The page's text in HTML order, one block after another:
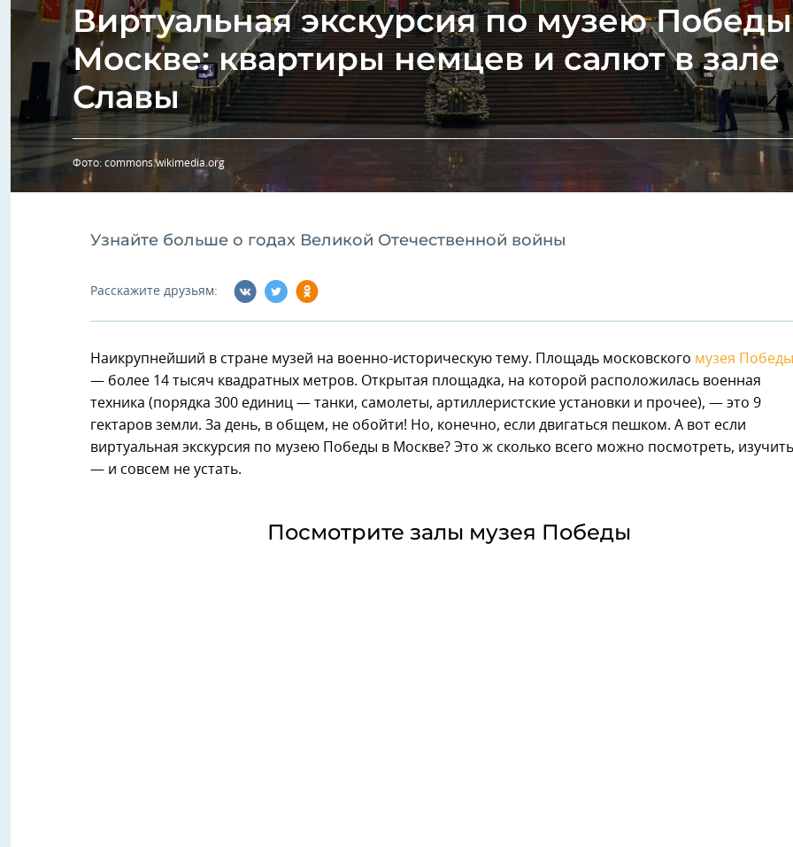
Виртуальная экскурсия по музею
Москве: квартиры немцев и салют в зале
Славы
Фото: commons.wikimedia.org
Узнайте больше о годах Великой Отечественной войны
Расскажите друзьям:
Наикрупнейший в стране музей на военно-историческую тему. Площадь московского музея Победы
— более 14 тысяч квадратных метров. Открытая площадка, на которой расположилась военная
техника (порядка 300 единиц — танки, самолеты, артиллеристские установки и прочее), — это 9
гектаров земли. За день, в общем, не обойти! Но, конечно, если двигаться пешком. А вот если
виртуальная экскурсия по музею Победы в Москве? Это ж сколько всего можно посмотреть, изучить
— и совсем не устать.
Посмотрите залы музея Победы